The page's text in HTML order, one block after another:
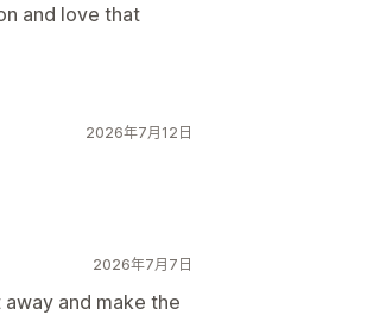
and love that
2026年7月12日
2026年7月7日
and make the